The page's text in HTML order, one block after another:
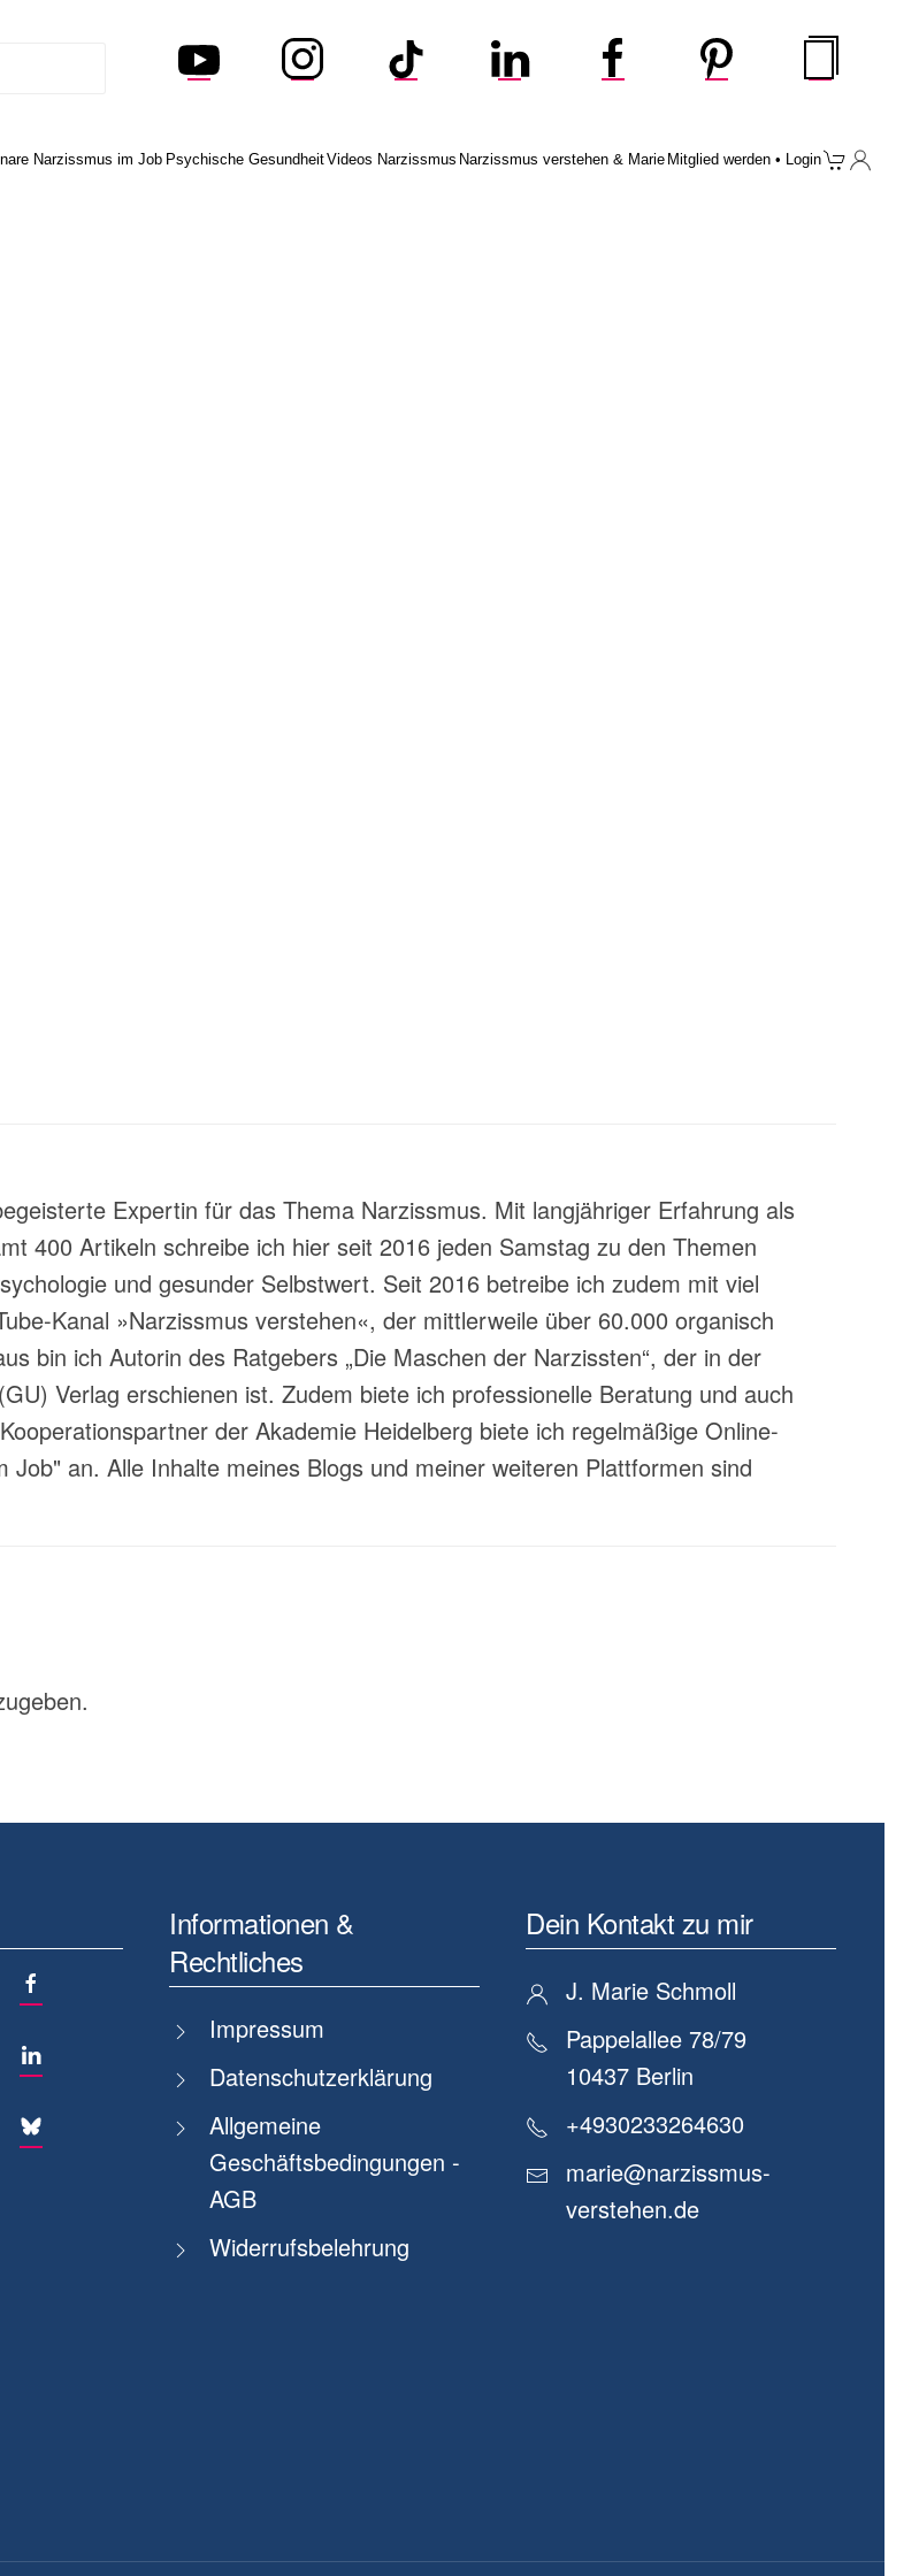
Narzissmus im Job Psychische GesundheitVideos Narzissmus Narzissmus verstehen & Marie Mitglied werden • Login
Expertin für das Thema Narzissmus. Mit langjähriger Erfahrung als
400 Artikeln schreibe ich hier seit 2016 jeden Samstag zu den Themen
und gesunder Selbstwert. Seit 2016 betreibe ich zudem mit viel
Kanal »Narzissmus verstehen«, der mittlerweile über 60.000 organisch
bin ich Autorin des Ratgebers „Die Maschen der Narzissten“, der in der
Verlag erschienen ist. Zudem biete ich professionelle Beratung und auch
der Akademie Heidelberg biete ich regelmäßige Online-
an. Alle Inhalte meines Blogs und meiner weiteren Plattformen sind
Informationen &
Rechtliches
Impressum
Datenschutzerklärung
Allgemeine
Geschäftsbedingungen -
AGB
Widerrufsbelehrung
Dein Kontakt zu mir
J. Marie Schmoll
Pappelallee 78/79
10437 Berlin
+4930233264630
marie@narzissmus-
verstehen.de